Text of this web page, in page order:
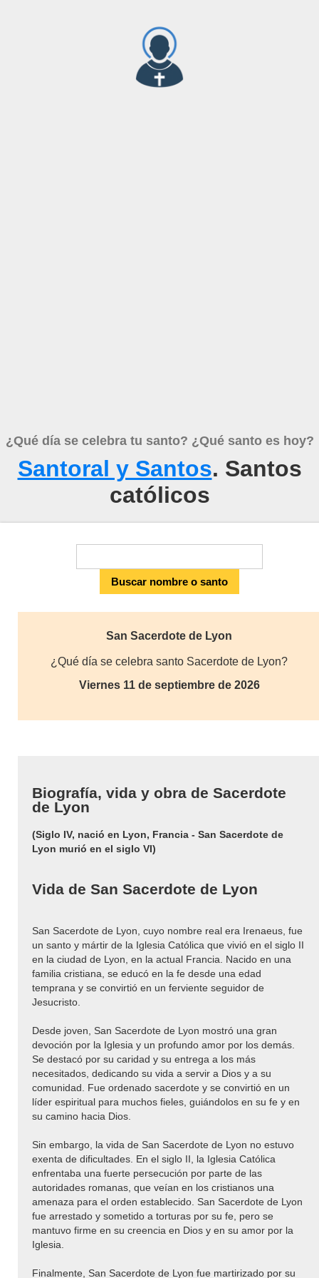
¿Qué día se celebra tu santo? ¿Qué santo es hoy?
Santoral y Santos. Santos
católicos
San Sacerdote de Lyon
¿Qué día se celebra santo Sacerdote de Lyon?
Viernes 11 de septiembre de 2026
Biografía, vida y obra de Sacerdote
de Lyon
(Siglo IV, nació en Lyon, Francia - San Sacerdote de
Lyon murió en el siglo VI)
Vida de San Sacerdote de Lyon
San Sacerdote de Lyon, cuyo nombre real era Irenaeus, fue
un santo y mártir de la Iglesia Católica que vivió en el siglo II
en la ciudad de Lyon, en la actual Francia. Nacido en una
familia cristiana, se educó en la fe desde una edad
temprana y se convirtió en un ferviente seguidor de
Jesucristo.
Desde joven, San Sacerdote de Lyon mostró una gran
devoción por la Iglesia y un profundo amor por los demás.
Se destacó por su caridad y su entrega a los más
necesitados, dedicando su vida a servir a Dios y a su
comunidad. Fue ordenado sacerdote y se convirtió en un
líder espiritual para muchos fieles, guiándolos en su fe y en
su camino hacia Dios.
Sin embargo, la vida de San Sacerdote de Lyon no estuvo
exenta de dificultades. En el siglo II, la Iglesia Católica
enfrentaba una fuerte persecución por parte de las
autoridades romanas, que veían en los cristianos una
amenaza para el orden establecido. San Sacerdote de Lyon
fue arrestado y sometido a torturas por su fe, pero se
mantuvo firme en su creencia en Dios y en su amor por la
Iglesia.
Finalmente, San Sacerdote de Lyon fue martirizado por su